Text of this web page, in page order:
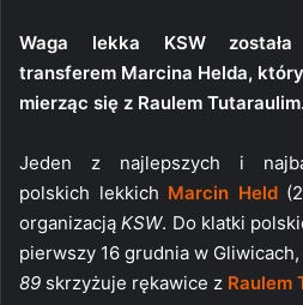
Waga lekka KSW została
transferem Marcina Helda,
mierząc się z Raulem
Jeden z najlepszych i
polskich lekkich Marcin Held
organizacjąKSW. Do klatki
pierwszy 16 grudnia w
89 skrzyżuje rękawice z Raulem